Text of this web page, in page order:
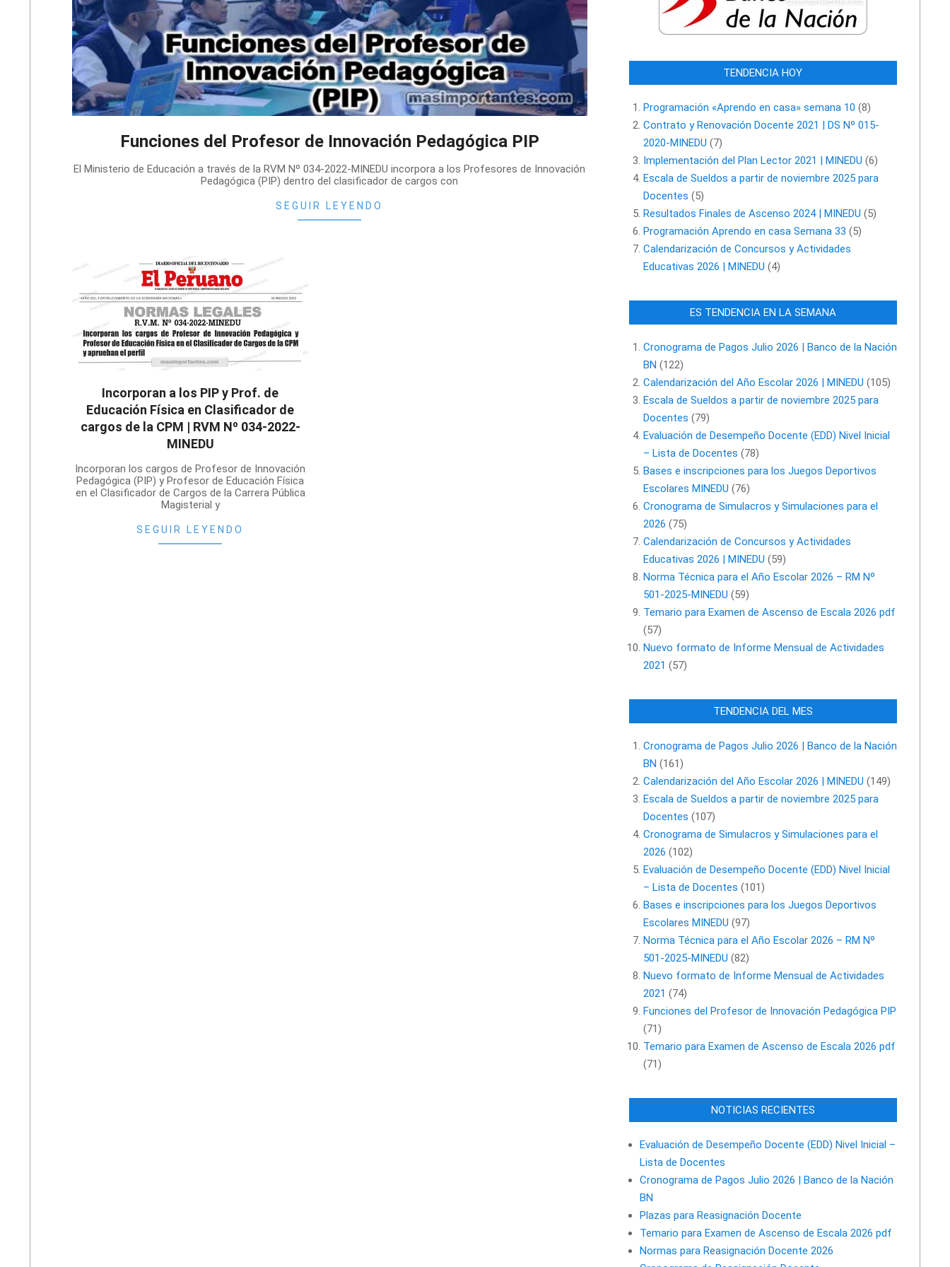
Funciones del Profesor de Innovación Pedagógica PIP
El Ministerio de Educación a través de la RVM Nº 034-2022-MINEDU incorpora a los Profesores de Innovación
Pedagógica (PIP) dentro del clasificador de cargos con
SEGUIR LEYENDO
Incorporan a los PIP y Prof. de
Educación Física en Clasificador de
cargos de la CPM | RVM Nº 034-2022-
MINEDU
03-
31
Incorporan los cargos de Profesor de Innovación
Pedagógica (PIP) y Profesor de Educación Física
en el Clasificador de Cargos de la Carrera Pública
Magisterial y
SEGUIR LEYENDO
TENDENCIA HOY
Programación «Aprendo en casa» semana 10 (8)
Contrato y Renovación Docente 2021 | DS Nº 015-
2020-MINEDU (7)
Implementación del Plan Lector 2021 | MINEDU (6)
Escala de Sueldos a partir de noviembre 2025 para
Docentes (5)
Resultados Finales de Ascenso 2024 | MINEDU (5)
Programación Aprendo en casa Semana 33 (5)
Calendarización de Concursos y Actividades
Educativas 2026 | MINEDU (4)
ES TENDENCIA EN LA SEMANA
Cronograma de Pagos Julio 2026 | Banco de la Nación
BN (122)
Calendarización del Año Escolar 2026 | MINEDU (105)
Escala de Sueldos a partir de noviembre 2025 para
Docentes (79)
Evaluación de Desempeño Docente (EDD) Nivel Inicial
– Lista de Docentes (78)
Bases e inscripciones para los Juegos Deportivos
Escolares MINEDU (76)
Cronograma de Simulacros y Simulaciones para el
2026 (75)
Calendarización de Concursos y Actividades
Educativas 2026 | MINEDU (59)
Norma Técnica para el Año Escolar 2026 – RM Nº
501-2025-MINEDU (59)
Temario para Examen de Ascenso de Escala 2026 pdf
(57)
Nuevo formato de Informe Mensual de Actividades
2021 (57)
TENDENCIA DEL MES
Cronograma de Pagos Julio 2026 | Banco de la Nación
BN (161)
Calendarización del Año Escolar 2026 | MINEDU (149)
Escala de Sueldos a partir de noviembre 2025 para
Docentes (107)
Cronograma de Simulacros y Simulaciones para el
2026 (102)
Evaluación de Desempeño Docente (EDD) Nivel Inicial
– Lista de Docentes (101)
Bases e inscripciones para los Juegos Deportivos
Escolares MINEDU (97)
Norma Técnica para el Año Escolar 2026 – RM Nº
501-2025-MINEDU (82)
Nuevo formato de Informe Mensual de Actividades
2021 (74)
Funciones del Profesor de Innovación Pedagógica PIP
(71)
Temario para Examen de Ascenso de Escala 2026 pdf
(71)
NOTICIAS RECIENTES
Evaluación de Desempeño Docente (EDD) Nivel Inicial –
Lista de Docentes
Cronograma de Pagos Julio 2026 | Banco de la Nación
BN
Plazas para Reasignación Docente
Temario para Examen de Ascenso de Escala 2026 pdf
Normas para Reasignación Docente 2026